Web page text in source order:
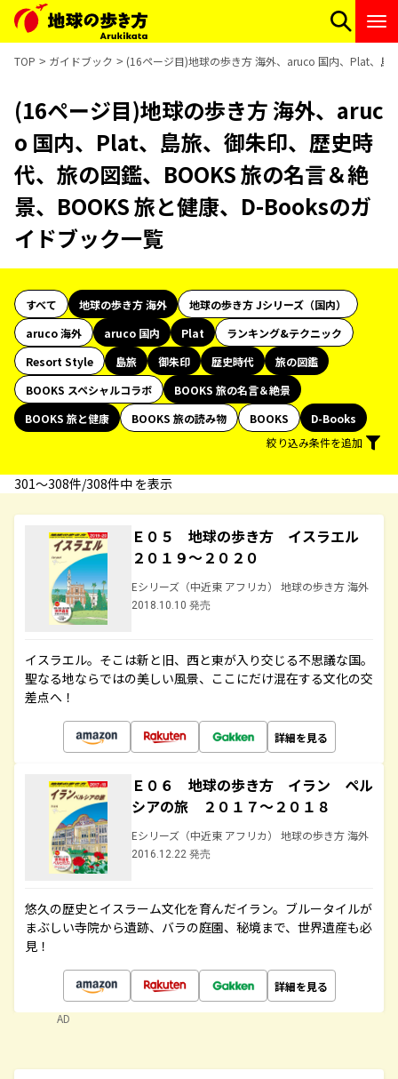
TOP ガイドブック (16ページ目)地球の歩き方 海外、aruco 国内、Plat、島
(16ページ目)地球の歩き方 海外、aruc
o 国内、Plat、島旅、御朱印、歴史時
代、旅の図鑑、BOOKS 旅の名言＆絶
景、BOOKS 旅と健康、D-Booksのガ
イドブック一覧
すべて 地球の歩き方 海外
地球の歩き方 Jシリーズ（国内）
aruco 海外
aruco 国内 Plat
ランキング&テクニック
Resort Style
島旅 御朱印 歴史時代
旅の図鑑
BOOKS スペシャルコラボ
BOOKS 旅の名言＆絶景
BOOKS 旅と健康
BOOKS 旅の読み物 BOOKS
D-Books
絞り込み条件を追加
301〜308件/308件中 を表示
Ｅ０５ 地球の歩き方 イスラエル
２０１９～２０２０
Eシリーズ（中近東 アフリカ） 地球の歩き方 海外
2018.10.10 発売
イスラエル。そこは新と旧、西と東が入り交じる不思議な国。
聖なる地ならではの美しい風景、ここにだけ混在する文化の交
差点へ！
詳細を見る
Ｅ０６ 地球の歩き方 イラン ペル
シアの旅 ２０１７～２０１８
Eシリーズ（中近東 アフリカ） 地球の歩き方 海外
2016.12.22 発売
悠久の歴史とイスラーム文化を育んだイラン。ブルータイルが
まぶしい寺院から遺跡、バラの庭園、秘境まで、世界遺産も必
見！
詳細を見る
AD